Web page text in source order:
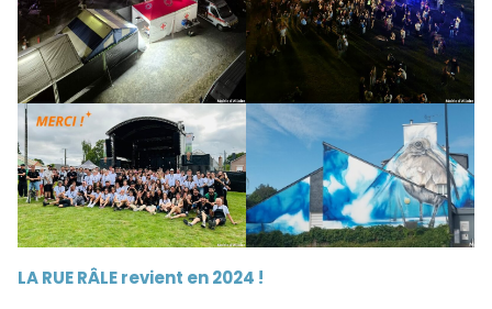
LA RUE RÂLE revient en 2024 !